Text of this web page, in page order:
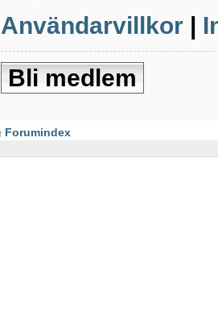
Användarvillkor |
Bli medlem
Forumindex